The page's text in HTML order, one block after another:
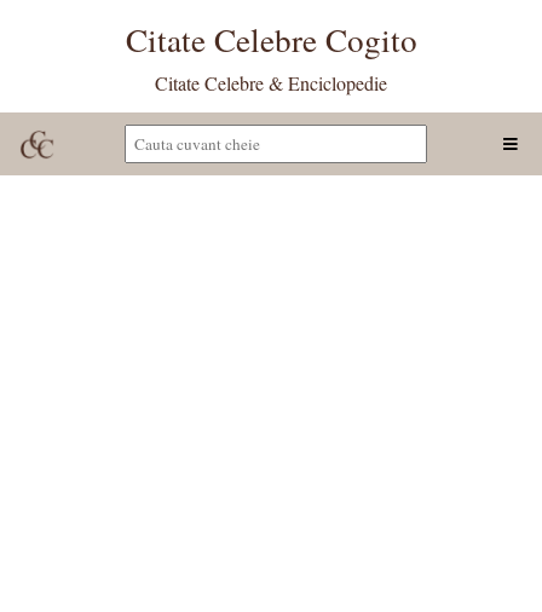
Citate Celebre Cogito
Citate Celebre & Enciclopedie